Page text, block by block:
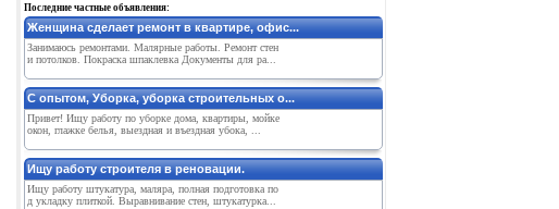
Последние частные объявления:
Женщина сделает ремонт в квартире, офис...
Занимаюсь ремонтами. Малярные работы. Ремонт стен
и потолков. Покраска шпаклевка Документы для ра...
С опытом, Уборка, уборка строительных о...
Привет! Ищу работу по уборке дома, квартиры, мойке
окон, глажке белья, выездная и въездная убока, ...
Ищу работу строителя в реновации.
Ищу работу штукатура, маляра, полная подготовка по
д укладку плиткой. Выравнивание стен, штукатурка...